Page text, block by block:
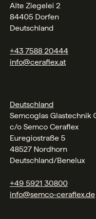
Alte Ziegelei 2
84405 Dorfen
Deutschland
+43 7588 20444
info@ceraflex.at
Deutschland
Semcoglas Glastechnik
c/o Semco Ceraflex
Euregiostraße 5
48527 Nordhorn
Deutschland/Benelux
+49 5921 30800
info@semco-ceraflex.de